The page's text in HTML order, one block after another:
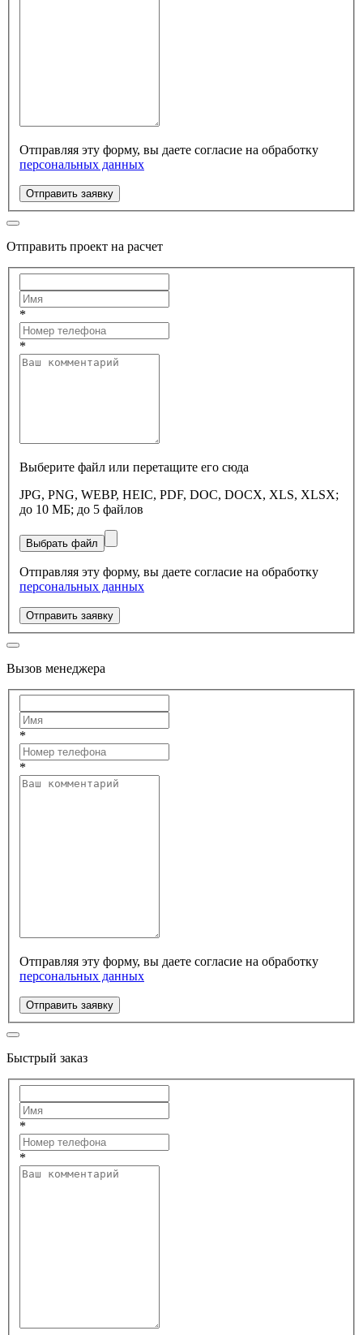
Отправляя эту форму, вы даете согласие на обработку
персональных данных
Отправить заявку
Отправить проект на расчет
*
*
Выберите файл или перетащите его сюда
JPG, PNG, WEBP, HEIC, PDF, DOC, DOCX, XLS, XLSX;
до 10 МБ; до 5 файлов
Выбрать файл
Отправляя эту форму, вы даете согласие на обработку
персональных данных
Отправить заявку
Вызов менеджера
*
*
Отправляя эту форму, вы даете согласие на обработку
персональных данных
Отправить заявку
Быстрый заказ
*
*